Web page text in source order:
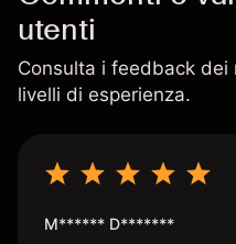
utenti
Consulta i feedback dei
livelli di esperienza.
M****** D*******